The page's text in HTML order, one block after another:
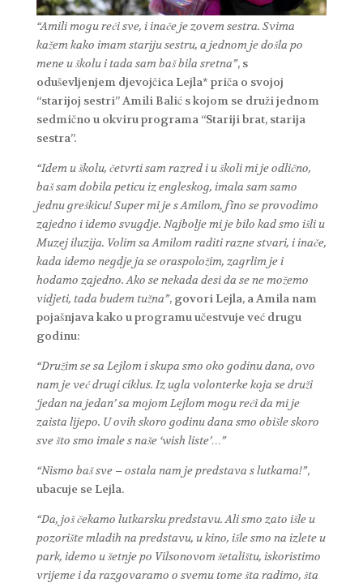
“Amili mogu reći sve, i inače je zovem sestra. Svima
kažem kako imam stariju sestru, a jednom je došla po
mene u školu i tada sam baš bila sretna”, s
oduševljenjem djevojčica Lejla* priča o svojoj
“starijoj sestri” Amili Balić s kojom se druži jednom
sedmično u okviru programa “Stariji brat, starija
sestra”.
“Idem u školu, četvrti sam razred i u školi mi je odlično,
baš sam dobila peticu iz engleskog, imala sam samo
jednu greškicu! Super mi je s Amilom, fino se provodimo
zajedno i idemo svugdje. Najbolje mi je bilo kad smo išli u
Muzej iluzija. Volim sa Amilom raditi razne stvari, i inače,
kada idemo negdje ja se oraspoložim, zagrlim je i
hodamo zajedno. Ako se nekada desi da se ne možemo
vidjeti, tada budem tužna”, govori Lejla, a Amila nam
pojašnjava kako u programu učestvuje već drugu
godinu:
“Družim se sa Lejlom i skupa smo oko godinu dana, ovo
nam je već drugi ciklus. Iz ugla volonterke koja se druži
‘jedan na jedan’ sa mojom Lejlom mogu reći da mi je
zaista lijepo. U ovih skoro godinu dana smo obišle skoro
sve što smo imale s naše ‘wish liste’…”
“Nismo baš sve – ostala nam je predstava s lutkama!”,
ubacuje se Lejla.
“Da, još čekamo lutkarsku predstavu. Ali smo zato išle u
pozorište mladih na predstavu, u kino, išle smo na izlete u
park, idemo u šetnje po Vilsonovom šetalištu, iskoristimo
vrijeme i da razgovaramo o svemu tome šta radimo, šta